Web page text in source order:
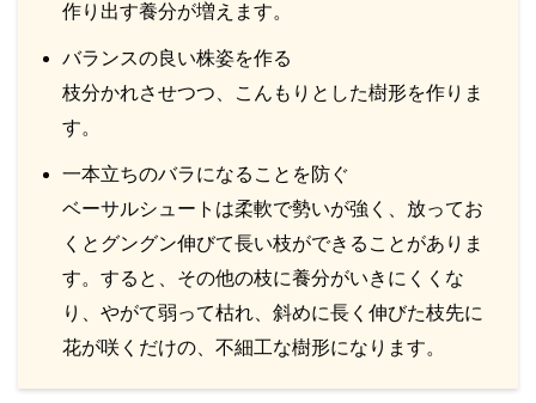
作り出す養分が増えます。
バランスの良い株姿を作る
枝分かれさせつつ、こんもりとした樹形を作りま
す。
一本立ちのバラになることを防ぐ
ベーサルシュートは柔軟で勢いが強く、放ってお
くとグングン伸びて長い枝ができることがありま
す。すると、その他の枝に養分がいきにくくな
り、やがて弱って枯れ、斜めに長く伸びた枝先に
花が咲くだけの、不細工な樹形になります。